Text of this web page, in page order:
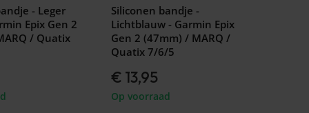
- Leger
Epix Gen 2
/ Quatix
Siliconen bandje -
Lichtblauw - Garmin Epix
Gen 2 (47mm) / MARQ /
Quatix 7/6/5
€ 13,95
Op voorraad